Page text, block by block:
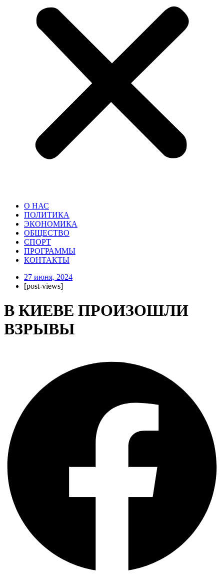
О НАС
ПОЛИТИКА
ЭКОНОМИКА
ОБЩЕСТВО
СПОРТ
ПРОГРАММЫ
КОНТАКТЫ
27 июня, 2024
[post-views]
В КИЕВЕ ПРОИЗОШЛИ
ВЗРЫВЫ